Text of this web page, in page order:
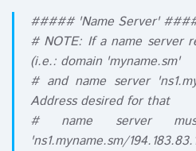
##### 'Name Server'
# NOTE: If a name server
(i.e.: domain 'myname.sm'
# and name server
Address desired for that
# name server
'ns1.myname.sm/